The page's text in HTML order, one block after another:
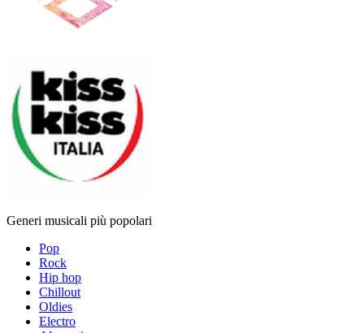
Generi musicali più popolari
Pop
Rock
Hip hop
Chillout
Oldies
Electro